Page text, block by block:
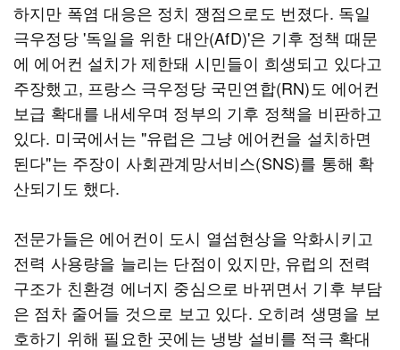
하지만 폭염 대응은 정치 쟁점으로도 번졌다. 독일
극우정당 '독일을 위한 대안(AfD)'은 기후 정책 때문
에 에어컨 설치가 제한돼 시민들이 희생되고 있다고
주장했고, 프랑스 극우정당 국민연합(RN)도 에어컨
보급 확대를 내세우며 정부의 기후 정책을 비판하고
있다. 미국에서는 "유럽은 그냥 에어컨을 설치하면
된다"는 주장이 사회관계망서비스(SNS)를 통해 확
산되기도 했다.
전문가들은 에어컨이 도시 열섬현상을 악화시키고
전력 사용량을 늘리는 단점이 있지만, 유럽의 전력
구조가 친환경 에너지 중심으로 바뀌면서 기후 부담
은 점차 줄어들 것으로 보고 있다. 오히려 생명을 보
호하기 위해 필요한 곳에는 냉방 설비를 적극 확대